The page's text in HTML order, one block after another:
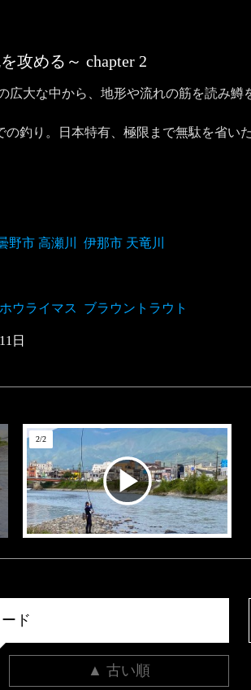
攻める～ chapter 2
広大な中から、地形や流れの筋を読み
釣り。日本特有、極限まで無駄を省
野市 高瀬川 伊那市 天竜川
ホウライマス ブラウントラウト
11 日
2/2
ド
▲ 古い順